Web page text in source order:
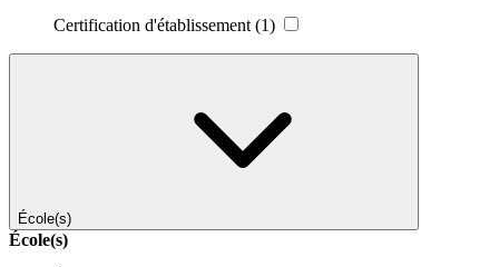
Certification d'établissement (1)
École(s)
École(s)